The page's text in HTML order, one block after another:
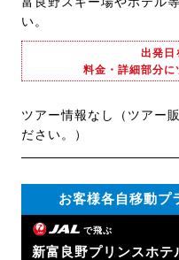
い。
出発日
料金・詳細部分に
ツアー情報なし（ツアー
ださい。）
お客様各自移動プ
で飛ぶ
新富良野プリンスホテ